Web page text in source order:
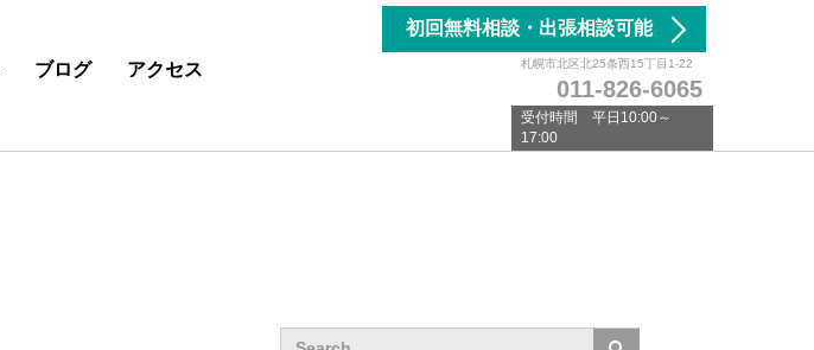
ブログ アクセス
初回無料相談・出張相談可能
札幌市北区北25条西15丁目1-22
011-826-6065
受付時間 平日10:00～
17:00